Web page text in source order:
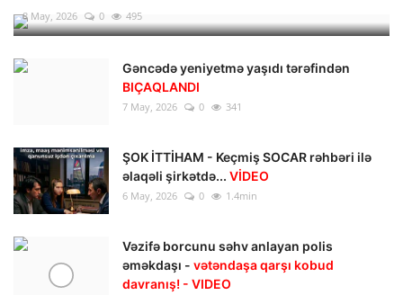
8 May, 2026 0 495
Gəncədə yeniyetmə yaşıdı tərəfindən
BIÇAQLANDI
7 May, 2026 0 341
ŞOK İTTİHAM - Keçmiş SOCAR rəhbəri ilə
əlaqəli şirkətdə... VİDEO
6 May, 2026 0 1.4min
Vəzifə borcunu səhv anlayan polis
əməkdaşı - vətəndaşa qarşı kobud
davranış! - VIDEO